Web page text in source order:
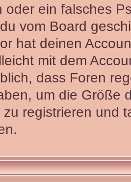
oder ein falsches
vom Board
hat deinen
mit dem
dass Foren
um die Größe
registrieren und